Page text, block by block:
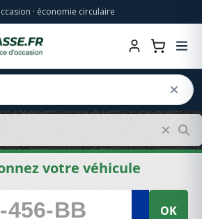
· économie circulaire
votre véhicule
OK